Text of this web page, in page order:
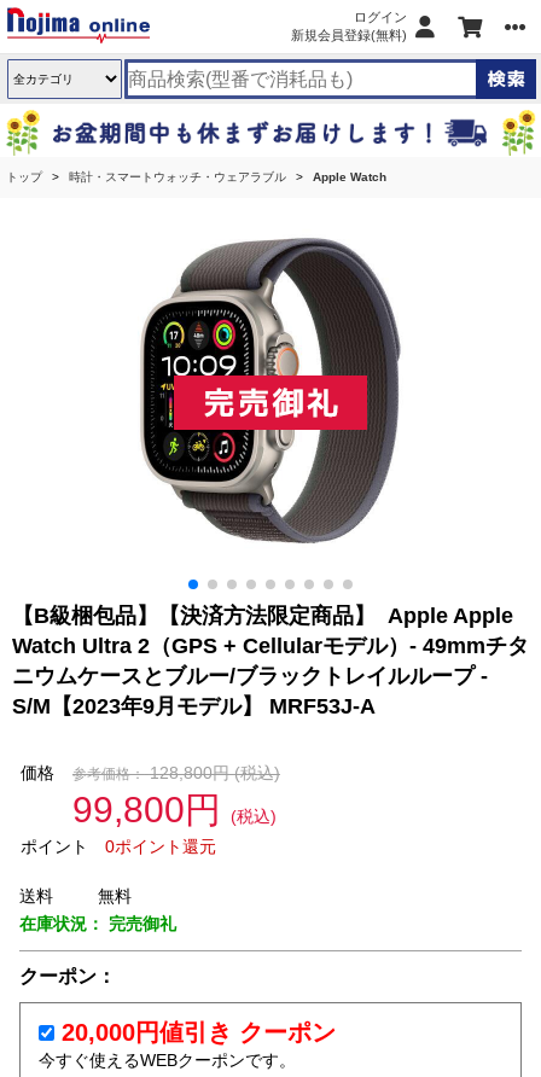
ログイン
新規会員登録(無料)
トップ 時計・スマートウォッチ・ウェアラブル Apple Watch
【B級梱包品】【決済方法限定商品】 Apple Apple
Watch Ultra 2（GPS + Cellularモデル）- 49mmチタ
ニウムケースとブルー/ブラックトレイルループ -
S/M【2023年9月モデル】 MRF53J-A
価格 参考価格： 128,800円(税込)
99,800円
(税込)
ポイント
0ポイント還元
送料
無料
在庫状況： 完売御礼
クーポン：
20,000円値引き クーポン
今すぐ使えるWEBクーポンです。